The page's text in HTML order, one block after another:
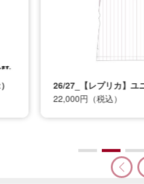
26/27_【レプリカ】ユ
22,000円（税込）